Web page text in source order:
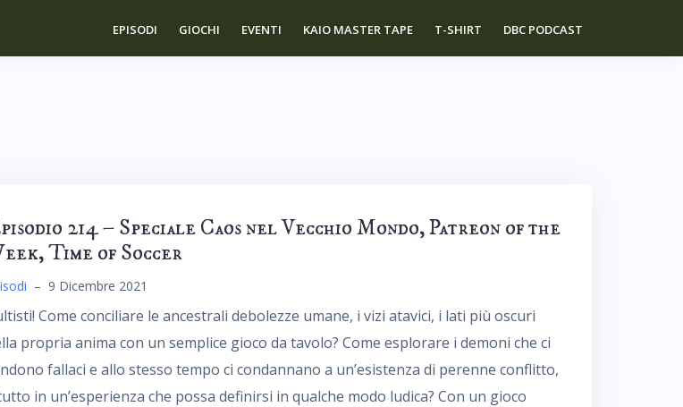
EPISODI GIOCHI EVENTI KAIO MASTER TAPE T-SHIRT DBC PODCAST
214 – Speciale Caos nel Vecchio Mondo, Patreon of the
Time of Soccer
– 9 Dicembre 2021
Come conciliare le ancestrali debolezze umane, i vizi atavici, i lati più oscuri
propria anima con un semplice gioco da tavolo? Come esplorare i demoni che ci
fallaci e allo stesso tempo ci condannano a un’esistenza di perenne conflitto,
in un’esperienza che possa definirsi in qualche modo ludica? Con un gioco